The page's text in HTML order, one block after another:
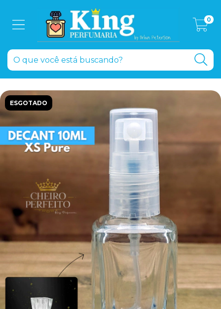
0
ESGOTADO